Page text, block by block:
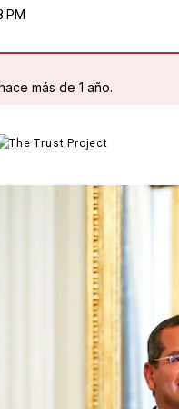
PM
más de 1 año.